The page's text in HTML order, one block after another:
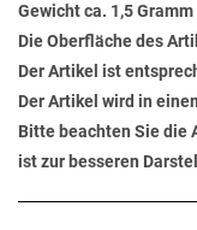
Gewicht ca. 1,5 Gramm
Die Oberfläche des
Der Artikel ist
Der Artikel wird in
Bitte beachten Sie die
ist zur besseren